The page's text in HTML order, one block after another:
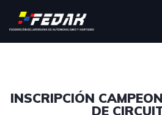
INSCRIPCIÓN
DE